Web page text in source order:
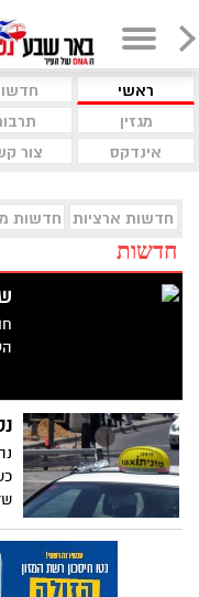
ראשי
מגזין
אינדקס
צור
חדשות ארציות חדשות
חדשות